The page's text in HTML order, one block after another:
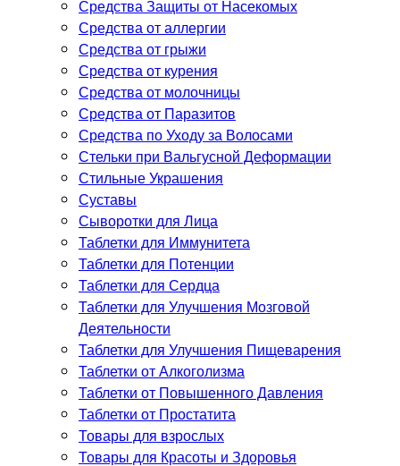
Средства Защиты от Насекомых
Средства от аллергии
Средства от грыжи
Средства от курения
Средства от молочницы
Средства от Паразитов
Средства по Уходу за Волосами
Стельки при Вальгусной Деформации
Стильные Украшения
Суставы
Сыворотки для Лица
Таблетки для Иммунитета
Таблетки для Потенции
Таблетки для Сердца
Таблетки для Улучшения Мозговой
Деятельности
Таблетки для Улучшения Пищеварения
Таблетки от Алкоголизма
Таблетки от Повышенного Давления
Таблетки от Простатита
Товары для взрослых
Товары для Красоты и Здоровья